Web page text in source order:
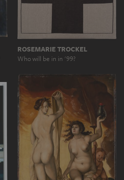
ROSEMARIE TROCKEL
Who will be in in '99?